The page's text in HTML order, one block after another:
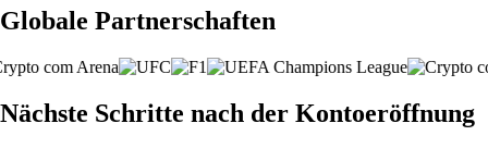
Globale Partnerschaften
Nächste Schritte nach der Kontoeröffnung